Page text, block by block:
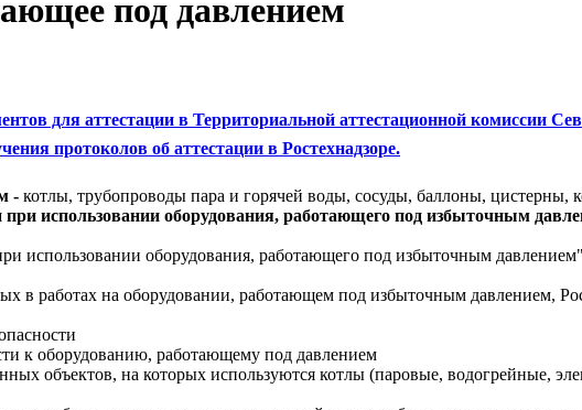
под давлением
для аттестации в Территориальной аттестационной комиссии
протоколов об аттестации в Ростехнадзоре.
- котлы, трубопроводы пара и горячей воды, сосуды, баллоны, цистерны,
использовании оборудования, работающего под избыточным
использовании оборудования, работающего под избыточным
в работах на оборудовании, работающем под избыточным давлением,
к оборудованию, работающему под давлением
объектов, на которых используются котлы (паровые, водогрейные,